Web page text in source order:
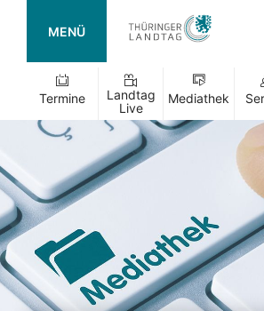
MENÜ
Termine
Landtag
Live
Mediathek